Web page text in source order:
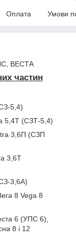
Оплата Умови
ВЕСТА
частин
5,4)
5,4Т (СЗТ-5,4)
3,6П (СЗП
3,6Т
3,6А)
8 Vega 8
6 (УПС 6),
8 і 12